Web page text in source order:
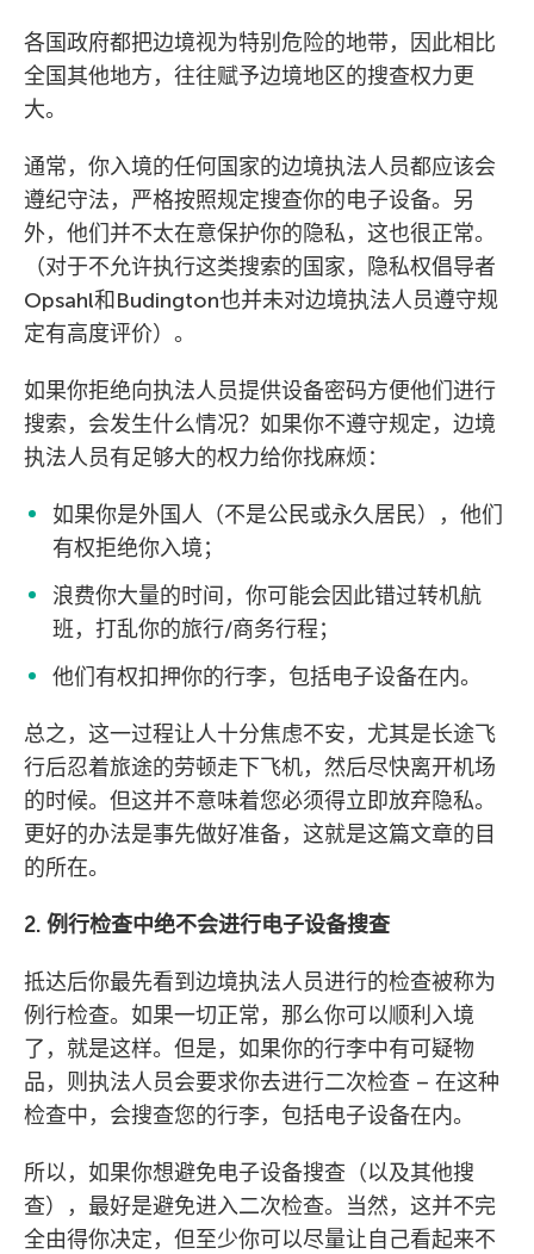
各国政府都把边境视为特别危险的地带，因此相比
全国其他地方，往往赋予边境地区的搜查权力更
大。
通常，你入境的任何国家的边境执法人员都应该会
遵纪守法，严格按照规定搜查你的电子设备。另
外，他们并不太在意保护你的隐私，这也很正常。
（对于不允许执行这类搜索的国家，隐私权倡导者
Opsahl和Budington也并未对边境执法人员遵守规
定有高度评价）。
如果你拒绝向执法人员提供设备密码方便他们进行
搜索，会发生什么情况？如果你不遵守规定，边境
执法人员有足够大的权力给你找麻烦：
如果你是外国人（不是公民或永久居民），他们
有权拒绝你入境；
浪费你大量的时间，你可能会因此错过转机航
班，打乱你的旅行/商务行程；
他们有权扣押你的行李，包括电子设备在内。
总之，这一过程让人十分焦虑不安，尤其是长途飞
行后忍着旅途的劳顿走下飞机，然后尽快离开机场
的时候。但这并不意味着您必须得立即放弃隐私。
更好的办法是事先做好准备，这就是这篇文章的目
的所在。
2. 例行检查中绝不会进行电子设备搜查
抵达后你最先看到边境执法人员进行的检查被称为
例行检查。如果一切正常，那么你可以顺利入境
了，就是这样。但是，如果你的行李中有可疑物
品，则执法人员会要求你去进行二次检查 – 在这种
检查中，会搜查您的行李，包括电子设备在内。
所以，如果你想避免电子设备搜查（以及其他搜
查），最好是避免进入二次检查。当然，这并不完
全由得你决定，但至少你可以尽量让自己看起来不